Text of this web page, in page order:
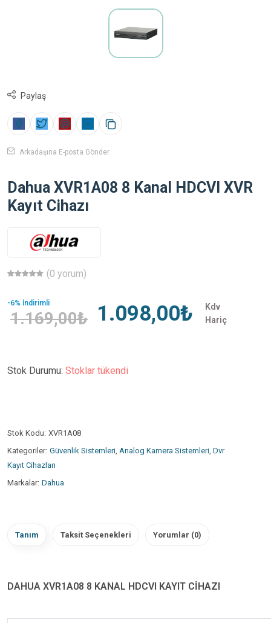
Paylaş
Arkadaşına E-posta Gönder
Dahua XVR1A08 8 Kanal HDCVI XVR
Kayıt Cihazı
(0 yorum)
-6% İndirimli
1.169,00₺ 1.098,00₺
Kdv
Hariç
Stok Durumu: Stoklar tükendi
Stok Kodu: XVR1A08
Kategoriler: Güvenlik Sistemleri, Analog Kamera Sistemleri, Dvr
Kayıt Cihazları
Markalar: Dahua
Tanım Taksit Seçenekleri Yorumlar (0)
DAHUA XVR1A08 8 KANAL HDCVI KAYIT CİHAZI